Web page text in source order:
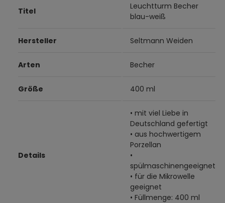
Titel
Leuchtturm Becher
blau-weiß
Hersteller Seltmann Weiden
Arten Becher
Größe 400 ml
Details
• mit viel Liebe in
Deutschland gefertigt
• aus hochwertigem
Porzellan
•
spülmaschinengeeignet
• für die Mikrowelle
geeignet
• Füllmenge: 400 ml